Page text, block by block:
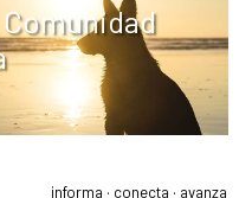
informa · conecta · avanza